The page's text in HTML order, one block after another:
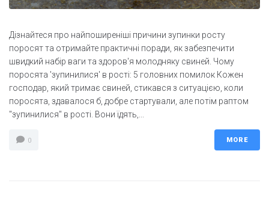
Дізнайтеся про найпоширеніші причини зупинки росту
поросят та отримайте практичні поради, як забезпечити
швидкий набір ваги та здоров'я молодняку свиней. Чому
поросята 'зупинилися' в рості: 5 головних помилок Кожен
господар, який тримає свиней, стикався з ситуацією, коли
поросята, здавалося б, добре стартували, але потім раптом
"зупинилися" в рості. Вони їдять,...
0 MORE